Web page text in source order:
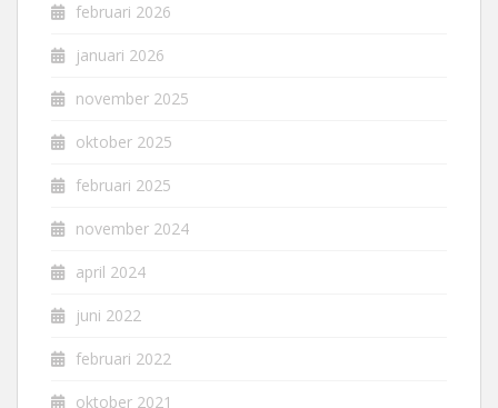
februari 2026
januari 2026
november 2025
oktober 2025
februari 2025
november 2024
april 2024
juni 2022
februari 2022
oktober 2021